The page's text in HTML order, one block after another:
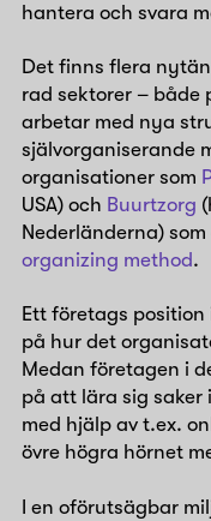
hantera och svara
Det finns flera
rad sektorer – både
arbetar med nya
självorganiserande
organisationer som
USA) och Buurtzorg
Nederländerna)
organizing method.
Ett företags
på hur det
Medan företagen i
på att lära sig saker
med hjälp av t.ex.
övre högra hörnet
I en oförutsägbar